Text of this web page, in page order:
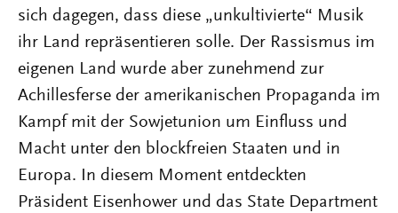
sich dagegen, dass diese „unkultivierte“ Musik
ihr Land repräsentieren solle. Der Rassismus im
eigenen Land wurde aber zunehmend zur
Achillesferse der amerikanischen Propaganda im
Kampf mit der Sowjetunion um Einfluss und
Macht unter den blockfreien Staaten und in
Europa. In diesem Moment entdeckten
Präsident Eisenhower und das State Department